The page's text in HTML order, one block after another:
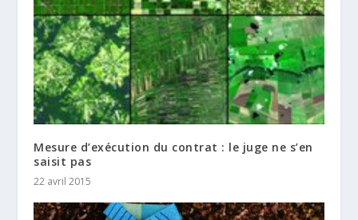
Mesure d’exécution du contrat : le juge ne s’en
saisit pas
22 avril 2015